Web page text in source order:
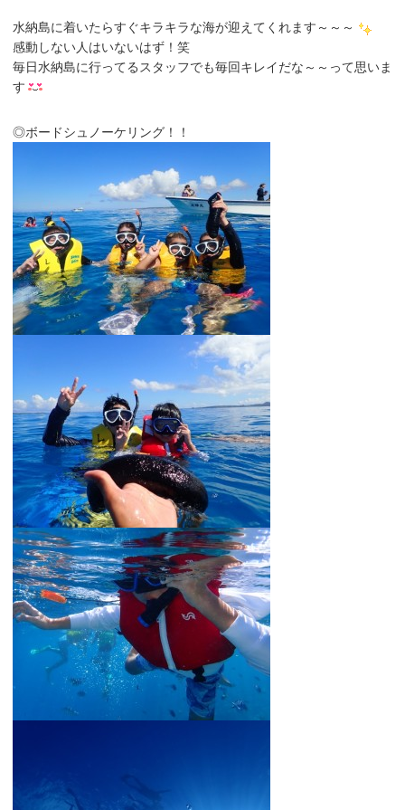
水納島に着いたらすぐキラキラな海が迎えてくれます～～～
感動しない人はいないはず！笑
毎日水納島に行ってるスタッフでも毎回キレイだな～～って思いま
す
◎ボードシュノーケリング！！